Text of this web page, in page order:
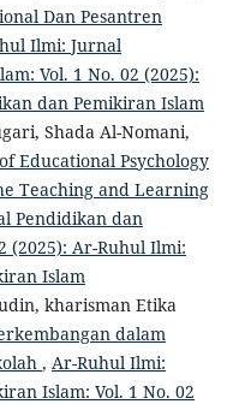
Dan Pesantren
Ilmi: Jurnal
Vol. 1 No. 02 (2025):
dan Pemikiran Islam
Shada Al-Nomani,
Educational Psychology
Teaching and Learning
Pendidikan dan
(2025): Ar-Ruhul Ilmi:
Islam
kharisman Etika
dalam
, Ar-Ruhul Ilmi:
Islam: Vol. 1 No. 02